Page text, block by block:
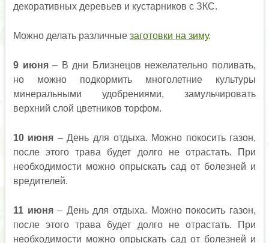
декоративных деревьев и кустарников с ЗКС.
Можно делать различные заготовки на зиму.
9 июня– В дни Близнецов нежелательно поливать,
но можно подкормить многолетние культуры
минеральными удобрениями, замульчировать
верхний слой цветников торфом.
10 июня – День для отдыха. Можно покосить газон,
после этого трава будет долго не отрастать. При
необходимости можно опрыскать сад от болезней и
вредителей.
11 июня– День для отдыха. Можно покосить газон,
после этого трава будет долго не отрастать. При
необходимости можно опрыскать сад от болезней и